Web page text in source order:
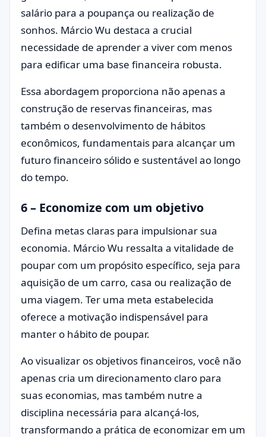
salário para a poupança ou realização de
sonhos. Márcio Wu destaca a crucial
necessidade de aprender a viver com menos
para edificar uma base financeira robusta.
Essa abordagem proporciona não apenas a
construção de reservas financeiras, mas
também o desenvolvimento de hábitos
econômicos, fundamentais para alcançar um
futuro financeiro sólido e sustentável ao longo
do tempo.
6 – Economize com um objetivo
Defina metas claras para impulsionar sua
economia. Márcio Wu ressalta a vitalidade de
poupar com um propósito específico, seja para
aquisição de um carro, casa ou realização de
uma viagem. Ter uma meta estabelecida
oferece a motivação indispensável para
manter o hábito de poupar.
Ao visualizar os objetivos financeiros, você não
apenas cria um direcionamento claro para
suas economias, mas também nutre a
disciplina necessária para alcançá-los,
transformando a prática de economizar em um